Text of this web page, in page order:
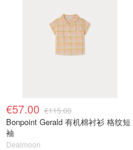
€57.00 €115.00
Bonpoint Gerald 有机棉衬衫 格纹短
袖
Dealmoon